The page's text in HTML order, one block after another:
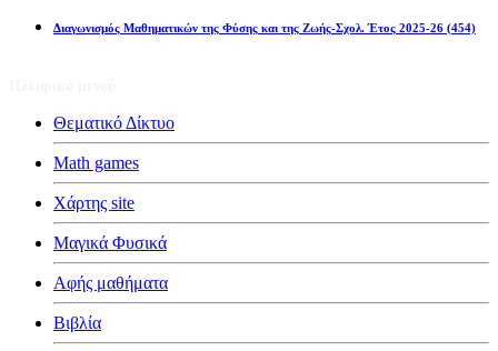
Διαγωνισμός Μαθηματικών της Φύσης και της Ζωής-Σχολ. Έτος 2025-26 (454)
Θεματικό Δίκτυο
Math games
Χάρτης site
Μαγικά Φυσικά
Αφής μαθήματα
Βιβλία